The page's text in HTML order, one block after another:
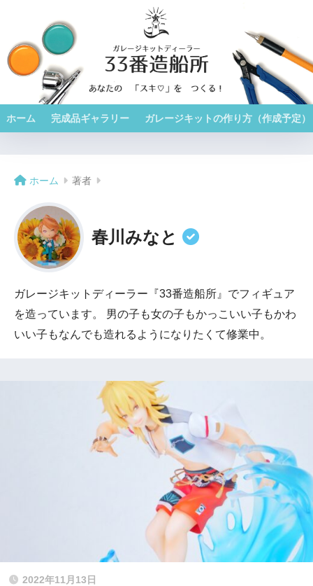
ホーム 完成品ギャラリー ガレージキットの作り方（作成予定）
ホーム 著者
春川みなと
ガレージキットディーラー『33番造船所』でフィギュア
を造っています。 男の子も女の子もかっこいい子もかわ
いい子もなんでも造れるようになりたくて修業中。
2022年11月13日